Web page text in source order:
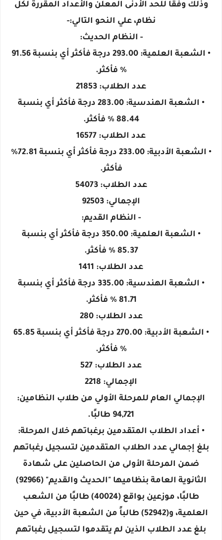
وذلك وفقًا للحد الأدنى المعلن والأعداد المقررة لكل
نظام، علي النحو التالي:-
- النظام الحديث:
• الشعبة العلمية: 293.00 درجة فأكثر أي بنسبة 91.56
% فأكثر.
عدد الطلاب: 21853
• الشعبة الهندسية: 283.00 درجة فأكثر أي بنسبة
88.44 % فأكثر.
عدد الطلاب: 16577
• الشعبة الأدبية: 233.00 درجة فأكثر أي بنسبة 72.81%
فأكثر.
عدد الطلاب: 54073
الإجمالي: 92503
- النظام القديم:
• الشعبة العلمية: 350.00 درجة فأكثر أي بنسبة
85.37 % فأكثر.
عدد الطلاب: 1411
• الشعبة الهندسية: 335.00 درجة فأكثر أي بنسبة
81.71 % فأكثر.
عدد الطلاب: 280
• الشعبة الأدبية: 270.00 درجة فأكثر أي بنسبة 65.85
% فأكثر.
عدد الطلاب: 527
الإجمالي: 2218
الإجمالي العام للمرحلة الأولي من طلاب النظامين:
94,721 طالبًا.
• أعداد الطلاب المتقدمين برغباتهم خلال المرحلة:
بلغ إجمالي عدد الطلاب المتقدمين لتسجيل رغباتهم
ضمن المرحلة الأولى من الحاصلين على شهادة
الثانوية العامة بنظاميها "الحديث والقديم" (92966)
طالبًا، موزعين بواقع (40024) طالبًا من الشعب
العلمية، و(52942) طالباً من الشعبة الأدبية، في حين
بلغ عدد الطلاب الذين لم يتقدموا لتسجيل رغباتهم